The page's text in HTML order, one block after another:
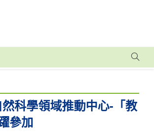
科學領域推動中心-「教
參加